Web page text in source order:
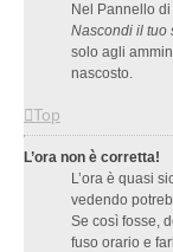
Nel Pannello di
Nascondi il tuo
solo agli
nascosto.
Top
L’ora non è corretta!
L’ora è quasi
vedendo
Se così fosse,
fuso orario e